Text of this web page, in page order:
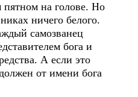
пятном на голове. Но
ничего белого.
самозванец
бога и
А если это
от имени бога